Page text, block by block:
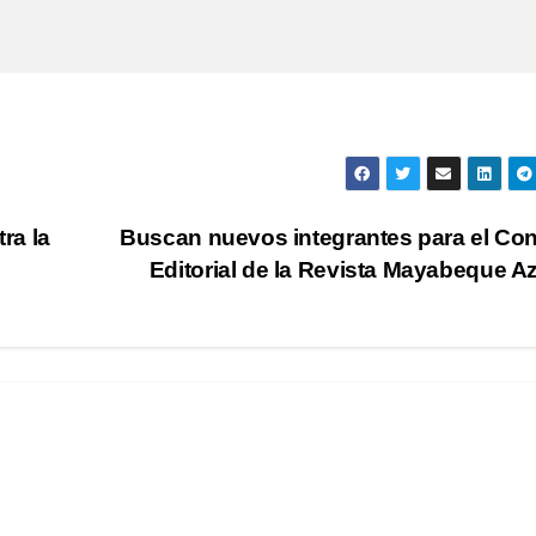
Buscan nuevos integrantes para el
Editorial de la Revista Mayabeque
la